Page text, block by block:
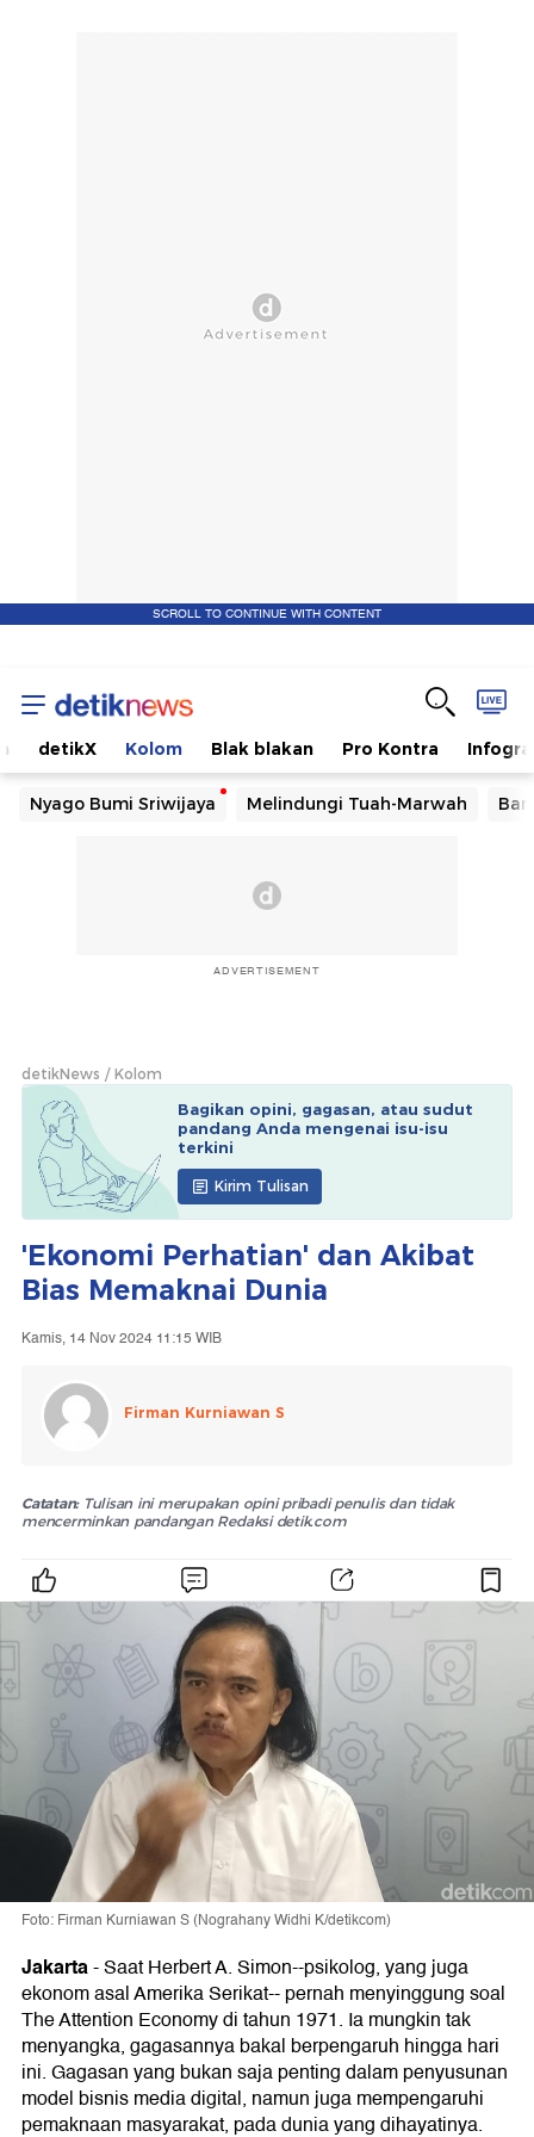
SCROLL TO CONTINUE WITH CONTENT
detikX Kolom Blak blakan Pro Kontra
Nyago Bumi Sriwijaya Melindungi Tuah-Marwah
ADVERTISEMENT
detikNews Kolom
Bagikan opini, gagasan, atau sudut
pandang Anda mengenai isu-isu
terkini
Kirim Tulisan
'Ekonomi Perhatian' dan Akibat
Bias Memaknai Dunia
Kamis, 14 Nov 2024 11:15 WIB
Firman Kurniawan S
Catatan:Tulisan ini merupakan opini pribadi penulis dan tidak
mencerminkan pandangan Redaksi detik.com
Foto: Firman Kurniawan S (Nograhany Widhi K/detikcom)
Jakarta-Saat Herbert A. Simon--psikolog, yang juga
ekonom asal Amerika Serikat-- pernah menyinggung soal
The Attention Economy di tahun 1971. Ia mungkin tak
menyangka, gagasannya bakal berpengaruh hingga hari
ini. Gagasan yang bukan saja penting dalam penyusunan
model bisnis media digital, namun juga mempengaruhi
pemaknaan masyarakat, pada dunia yang dihayatinya.